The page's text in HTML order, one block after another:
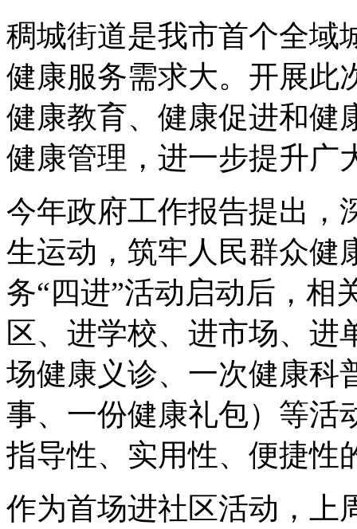
稠城街道是我市首个全域
健康服务需求大。开展此
健康教育、健康促进和健
健康管理，进一步提升广
今年政府工作报告提出，
生运动，筑牢人民群众健
务“四进”活动启动后，相
区、进学校、进市场、进
场健康义诊、一次健康科
事、一份健康礼包）等活
指导性、实用性、便捷性
作为首场进社区活动，上